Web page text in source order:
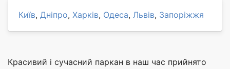
Київ, Дніпро, Харків, Одеса, Львів, Запоріжжя
Красивий і сучасний паркан в наш час прийнято